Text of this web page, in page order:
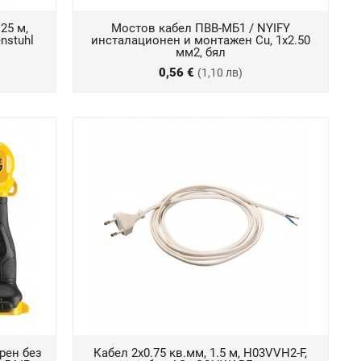
м,
Мостов кабел ПВВ-МБ1 / NYIFY
инсталационен и монтажен Cu, 1x2.50
мм2, бял
0,56 € (1,10 лв)
без
Кабел 2x0.75 кв.мм, 1.5 м, H03VVH2-F,